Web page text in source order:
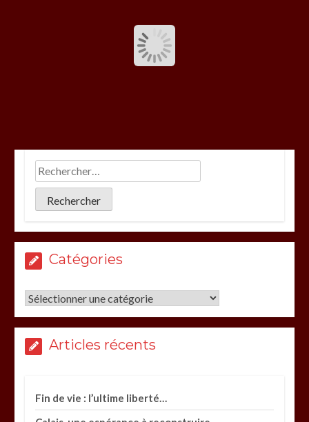
Catégories
Catégories
Articles récents
Fin de vie : l’ultime liberté…